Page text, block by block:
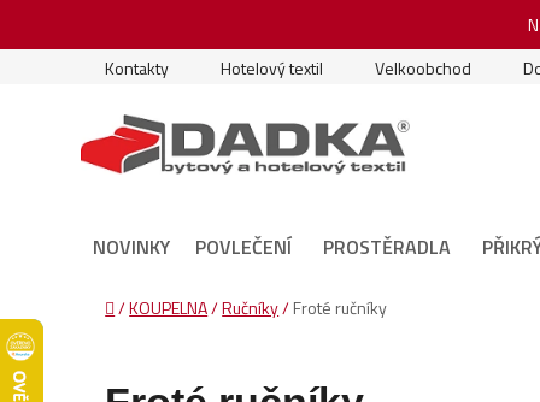
Kontakty
Hotelový textil Velkoobchod
NOVINKY POVLEČENÍ PROSTĚRADLA
Domů
/KOUPELNA/Ručníky/Froté ručníky